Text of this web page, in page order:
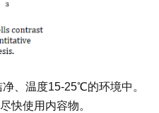
、温度15-25℃的环境中。
快使用内容物。